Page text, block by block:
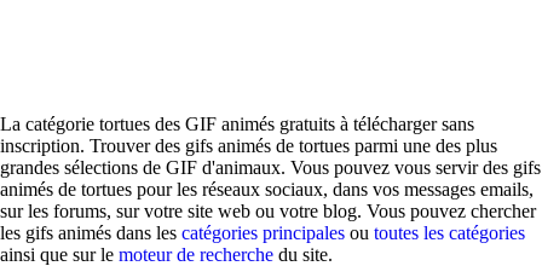
La catégorie tortues des GIF animés gratuits à télécharger sans
inscription. Trouver des gifs animés de tortues parmi une des plus
grandes sélections de GIF d'animaux. Vous pouvez vous servir des gifs
animés de tortues pour les réseaux sociaux, dans vos messages emails,
sur les forums, sur votre site web ou votre blog. Vous pouvez chercher
les gifs animés dans les catégories principales ou toutes les catégories
ainsi que sur le moteur de recherche du site.